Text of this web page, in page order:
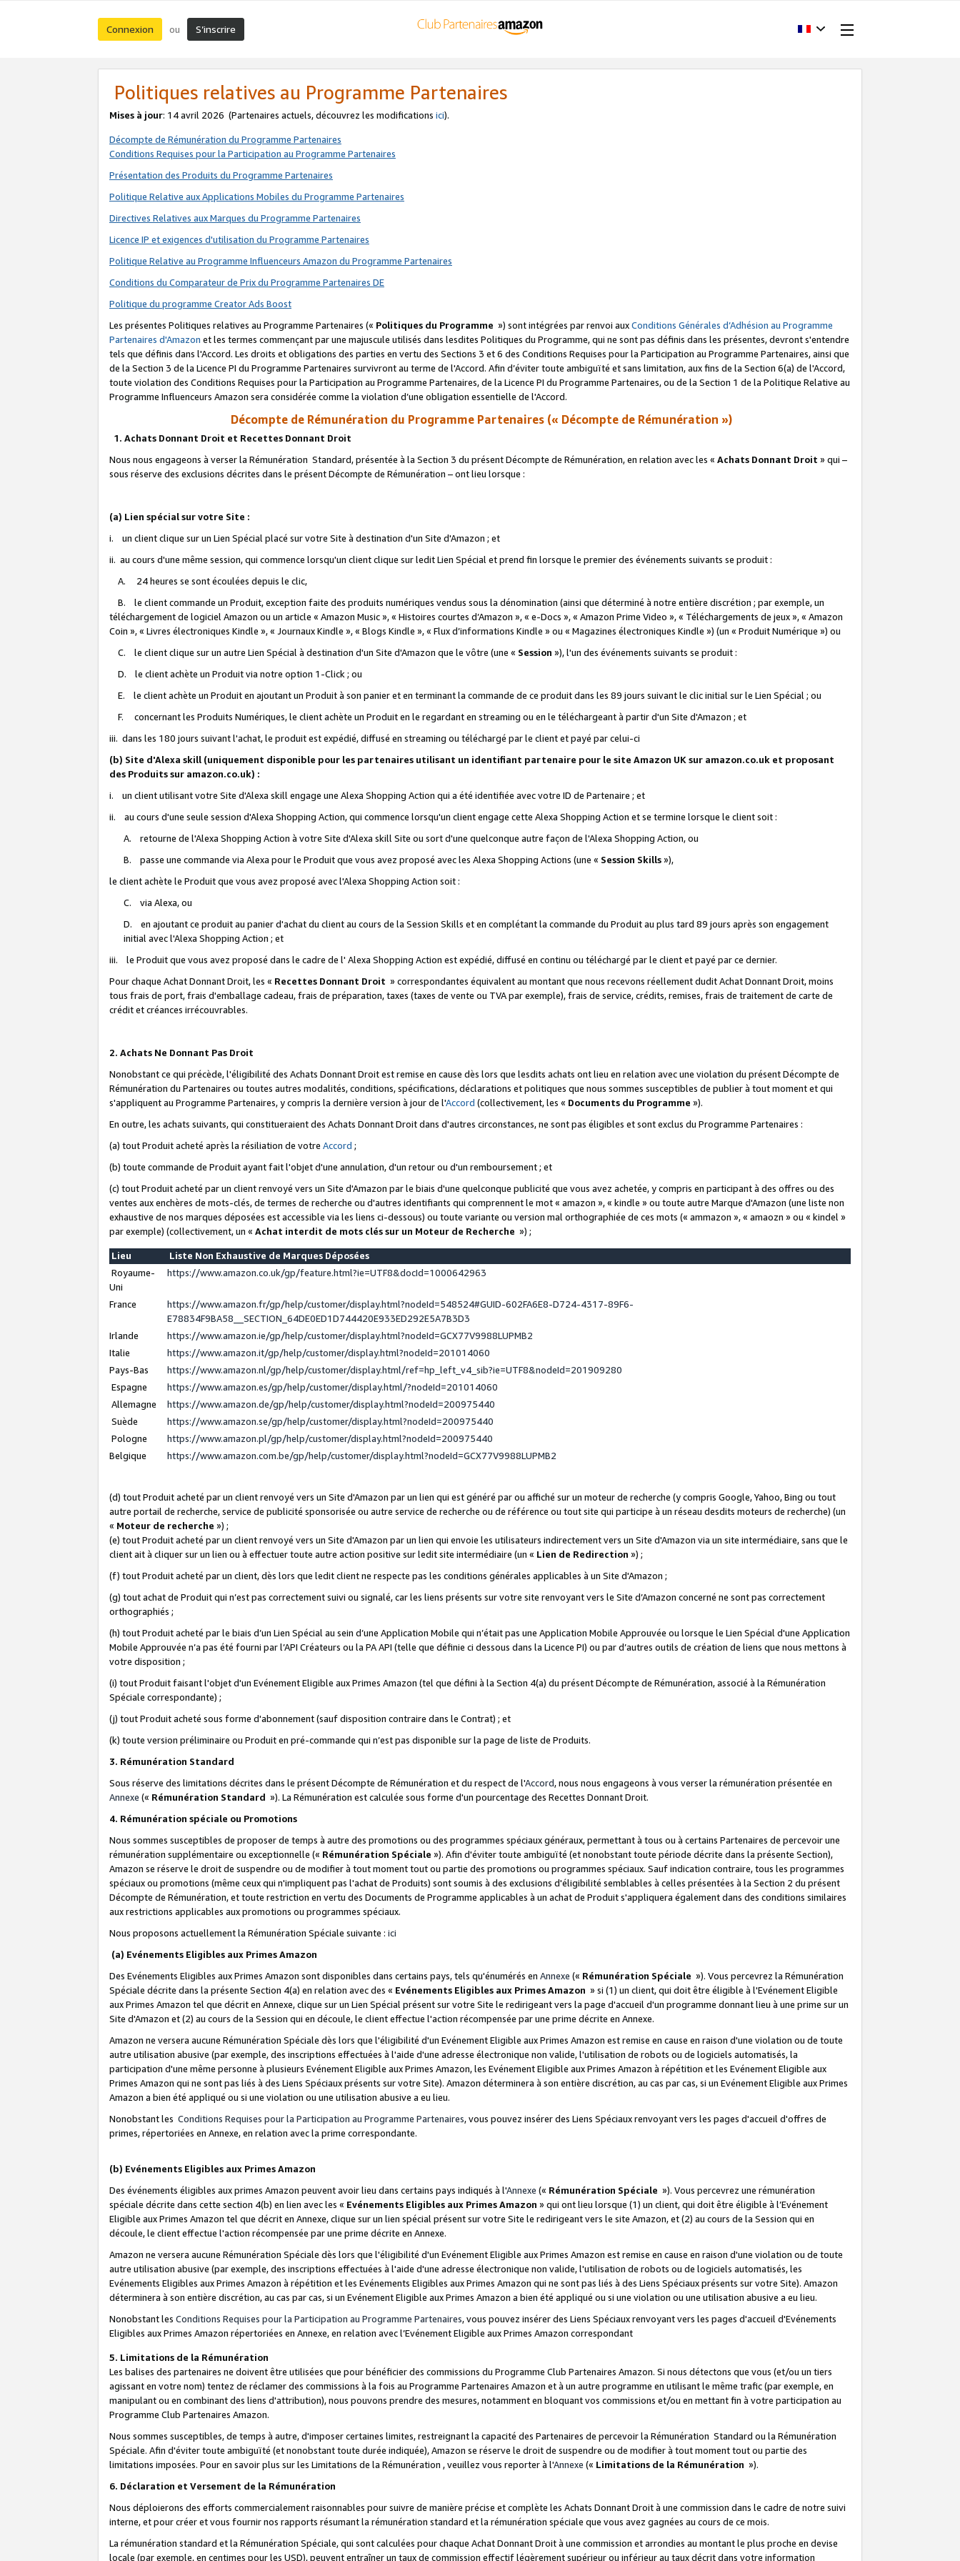
Connexion ou S’inscrire
Politiques relatives au Programme Partenaires
Mises à jour: 14 avril 2026 (Partenaires actuels, découvrez les modifications ici).
Décompte de Rémunération du Programme Partenaires
Conditions Requises pour la Participation au Programme Partenaires
Présentation des Produits du Programme Partenaires
Politique Relative aux Applications Mobiles du Programme Partenaires
Directives Relatives aux Marques du Programme Partenaires
Licence IP et exigences d'utilisation du Programme Partenaires
Politique Relative au Programme Influenceurs Amazon du Programme Partenaires
Conditions du Comparateur de Prix du Programme Partenaires DE
Politique du programme Creator Ads Boost
Les présentes Politiques relatives au Programme Partenaires (« Politiques du Programme ») sont intégrées par renvoi auxConditions Générales d’Adhésion au Programme
Partenaires d'Amazon et les termes commençant par une majuscule utilisés dans lesdites Politiques du Programme, qui ne sont pas définis dans les présentes, devront s'entendre
tels que définis dans l'Accord. Les droits et obligations des parties en vertu des Sections 3 et 6 des Conditions Requises pour la Participation au Programme Partenaires, ainsi que
de la Section 3 de la Licence PI du Programme Partenaires survivront au terme de l'Accord. Afin d’éviter toute ambiguïté et sans limitation, aux fins de la Section 6(a) de l'Accord,
toute violation des Conditions Requises pour la Participation au Programme Partenaires, de la Licence PI du Programme Partenaires, ou de la Section 1 de la Politique Relative au
Programme Influenceurs Amazon sera considérée comme la violation d’une obligation essentielle de l'Accord.
Décompte de Rémunération du Programme Partenaires (« Décompte de Rémunération »)
1. Achats Donnant Droit et Recettes Donnant Droit
Nous nous engageons à verser la Rémunération Standard, présentée à la Section 3 du présent Décompte de Rémunération, en relation avec les « Achats Donnant Droit » qui –
sous réserve des exclusions décrites dans le présent Décompte de Rémunération – ont lieu lorsque :
(a) Lien spécial sur votre Site :
i. un client clique sur un Lien Spécial placé sur votre Site à destination d'un Site d'Amazon ; et
ii. au cours d'une même session, qui commence lorsqu'un client clique sur ledit Lien Spécial et prend fin lorsque le premier des événements suivants se produit :
A. 24 heures se sont écoulées depuis le clic,
B. le client commande un Produit, exception faite des produits numériques vendus sous la dénomination (ainsi que déterminé à notre entière discrétion ; par exemple, un
téléchargement de logiciel Amazon ou un article « Amazon Music », « Histoires courtes d’Amazon », « e-Docs », « Amazon Prime Video », « Téléchargements de jeux », « Amazon
Coin », « Livres électroniques Kindle », « Journaux Kindle », « Blogs Kindle », « Flux d’informations Kindle » ou « Magazines électroniques Kindle ») (un « Produit Numérique ») ou
C. le client clique sur un autre Lien Spécial à destination d'un Site d'Amazon que le vôtre (une « Session »), l'un des événements suivants se produit :
D. le client achète un Produit via notre option 1-Click ; ou
E. le client achète un Produit en ajoutant un Produit à son panier et en terminant la commande de ce produit dans les 89 jours suivant le clic initial sur le Lien Spécial ; ou
F. concernant les Produits Numériques, le client achète un Produit en le regardant en streaming ou en le téléchargeant à partir d'un Site d'Amazon ; et
iii. dans les 180 jours suivant l'achat, le produit est expédié, diffusé en streaming ou téléchargé par le client et payé par celui-ci
(b) Site d'Alexa skill (uniquement disponible pour les partenaires utilisant un identifiant partenaire pour le site Amazon UK sur amazon.co.uk et proposant
des Produits sur amazon.co.uk) :
i. un client utilisant votre Site d'Alexa skill engage une Alexa Shopping Action qui a été identifiée avec votre ID de Partenaire ; et
ii. au cours d'une seule session d'Alexa Shopping Action, qui commence lorsqu'un client engage cette Alexa Shopping Action et se termine lorsque le client soit :
A. retourne de l'Alexa Shopping Action à votre Site d'Alexa skill Site ou sort d'une quelconque autre façon de l'Alexa Shopping Action, ou
B. passe une commande via Alexa pour le Produit que vous avez proposé avec les Alexa Shopping Actions (une « Session Skills»),
le client achète le Produit que vous avez proposé avec l'Alexa Shopping Action soit :
C. via Alexa, ou
D. en ajoutant ce produit au panier d'achat du client au cours de la Session Skills et en complétant la commande du Produit au plus tard 89 jours après son engagement
initial avec l'Alexa Shopping Action ; et
iii. le Produit que vous avez proposé dans le cadre de l' Alexa Shopping Action est expédié, diffusé en continu ou téléchargé par le client et payé par ce dernier.
Pour chaque Achat Donnant Droit, les « Recettes Donnant Droit » correspondantes équivalent au montant que nous recevons réellement dudit Achat Donnant Droit, moins
tous frais de port, frais d'emballage cadeau, frais de préparation, taxes (taxes de vente ou TVA par exemple), frais de service, crédits, remises, frais de traitement de carte de
crédit et créances irrécouvrables.
2. Achats Ne Donnant Pas Droit
Nonobstant ce qui précède, l'éligibilité des Achats Donnant Droit est remise en cause dès lors que lesdits achats ont lieu en relation avec une violation du présent Décompte de
Rémunération du Partenaires ou toutes autres modalités, conditions, spécifications, déclarations et politiques que nous sommes susceptibles de publier à tout moment et qui
s'appliquent au Programme Partenaires, y compris la dernière version à jour de l'Accord (collectivement, les « Documents du Programme »).
En outre, les achats suivants, qui constitueraient des Achats Donnant Droit dans d'autres circonstances, ne sont pas éligibles et sont exclus du Programme Partenaires :
(a) tout Produit acheté après la résiliation de votre Accord ;
(b) toute commande de Produit ayant fait l'objet d'une annulation, d'un retour ou d'un remboursement ; et
(c) tout Produit acheté par un client renvoyé vers un Site d'Amazon par le biais d'une quelconque publicité que vous avez achetée, y compris en participant à des offres ou des
ventes aux enchères de mots-clés, de termes de recherche ou d'autres identifiants qui comprennent le mot « amazon », « kindle » ou toute autre Marque d'Amazon (une liste non
exhaustive de nos marques déposées est accessible via les liens ci-dessous) ou toute variante ou version mal orthographiée de ces mots (« ammazon », « amaozn » ou « kindel »
par exemple) (collectivement, un « Achat interdit de mots clés sur un Moteur de Recherche ») ;
Lieu
Liste Non Exhaustive de Marques Déposées
Royaume-
Uni
https://www.amazon.co.uk/gp/feature.html?ie=UTF8&docId=1000642963
France
https://www.amazon.fr/gp/help/customer/display.html?nodeId=548524#GUID-602FA6E8-D724-4317-89F6-
E78834F9BA58__SECTION_64DE0ED1D744420E933ED292E5A7B3D3
Irlande
https://www.amazon.ie/gp/help/customer/display.html?nodeId=GCX77V9988LUPMB2
Italie
https://www.amazon.it/gp/help/customer/display.html?nodeId=201014060
Pays-Bas
https://www.amazon.nl/gp/help/customer/display.html/ref=hp_left_v4_sib?ie=UTF8&nodeId=201909280
Espagne
https://www.amazon.es/gp/help/customer/display.html/?nodeId=201014060
Allemagne
https://www.amazon.de/gp/help/customer/display.html?nodeId=200975440
Suède
https://www.amazon.se/gp/help/customer/display.html?nodeId=200975440
Pologne
https://www.amazon.pl/gp/help/customer/display.html?nodeId=200975440
Belgique
https://www.amazon.com.be/gp/help/customer/display.html?nodeId=GCX77V9988LUPMB2
(d) tout Produit acheté par un client renvoyé vers un Site d'Amazon par un lien qui est généré par ou affiché sur un moteur de recherche (y compris Google, Yahoo, Bing ou tout
autre portail de recherche, service de publicité sponsorisée ou autre service de recherche ou de référence ou tout site qui participe à un réseau desdits moteurs de recherche) (un
« Moteur de recherche ») ;
(e) tout Produit acheté par un client renvoyé vers un Site d'Amazon par un lien qui envoie les utilisateurs indirectement vers un Site d'Amazon via un site intermédiaire, sans que le
client ait à cliquer sur un lien ou à effectuer toute autre action positive sur ledit site intermédiaire (un « Lien de Redirection ») ;
(f) tout Produit acheté par un client, dès lors que ledit client ne respecte pas les conditions générales applicables à un Site d'Amazon ;
(g) tout achat de Produit qui n’est pas correctement suivi ou signalé, car les liens présents sur votre site renvoyant vers le Site d’Amazon concerné ne sont pas correctement
orthographiés ;
(h) tout Produit acheté par le biais d’un Lien Spécial au sein d’une Application Mobile qui n’était pas une Application Mobile Approuvée ou lorsque le Lien Spécial d'une Application
Mobile Approuvée n’a pas été fourni par l’API Créateurs ou la PA API (telle que définie ci dessous dans la Licence PI) ou par d’autres outils de création de liens que nous mettons à
votre disposition ;
(i) tout Produit faisant l'objet d'un Evénement Eligible aux Primes Amazon (tel que défini à la Section 4(a) du présent Décompte de Rémunération, associé à la Rémunération
Spéciale correspondante) ;
(j) tout Produit acheté sous forme d'abonnement (sauf disposition contraire dans le Contrat) ; et
(k) toute version préliminaire ou Produit en pré-commande qui n’est pas disponible sur la page de liste de Produits.
3. Rémunération Standard
Sous réserve des limitations décrites dans le présent Décompte de Rémunération et du respect de l'Accord, nous nous engageons à vous verser la rémunération présentée en
Annexe (« Rémunération Standard »). La Rémunération est calculée sous forme d'un pourcentage des Recettes Donnant Droit.
4. Rémunération spéciale ou Promotions
Nous sommes susceptibles de proposer de temps à autre des promotions ou des programmes spéciaux généraux, permettant à tous ou à certains Partenaires de percevoir une
rémunération supplémentaire ou exceptionnelle (« Rémunération Spéciale »). Afin d'éviter toute ambiguïté (et nonobstant toute période décrite dans la présente Section),
Amazon se réserve le droit de suspendre ou de modifier à tout moment tout ou partie des promotions ou programmes spéciaux. Sauf indication contraire, tous les programmes
spéciaux ou promotions (même ceux qui n'impliquent pas l'achat de Produits) sont soumis à des exclusions d'éligibilité semblables à celles présentées à la Section 2 du présent
Décompte de Rémunération, et toute restriction en vertu des Documents de Programme applicables à un achat de Produit s'appliquera également dans des conditions similaires
aux restrictions applicables aux promotions ou programmes spéciaux.
Nous proposons actuellement la Rémunération Spéciale suivante : ici
(a) Evénements Eligibles aux Primes Amazon
Des Evénements Eligibles aux Primes Amazon sont disponibles dans certains pays, tels qu'énumérés en Annexe (« Rémunération Spéciale »). Vous percevrez la Rémunération
Spéciale décrite dans la présente Section 4(a) en relation avec des « Evénements Eligibles aux Primes Amazon » si (1) un client, qui doit être éligible à l'Evénement Eligible
aux Primes Amazon tel que décrit en Annexe, clique sur un Lien Spécial présent sur votre Site le redirigeant vers la page d'accueil d'un programme donnant lieu à une prime sur un
Site d'Amazon et (2) au cours de la Session qui en découle, le client effectue l'action récompensée par une prime décrite en Annexe.
Amazon ne versera aucune Rémunération Spéciale dès lors que l'éligibilité d'un Evénement Eligible aux Primes Amazon est remise en cause en raison d'une violation ou de toute
autre utilisation abusive (par exemple, des inscriptions effectuées à l'aide d'une adresse électronique non valide, l'utilisation de robots ou de logiciels automatisés, la
participation d'une même personne à plusieurs Evénement Eligible aux Primes Amazon, les Evénement Eligible aux Primes Amazon à répétition et les Evénement Eligible aux
Primes Amazon qui ne sont pas liés à des Liens Spéciaux présents sur votre Site). Amazon déterminera à son entière discrétion, au cas par cas, si un Evénement Eligible aux Primes
Amazon a bien été appliqué ou si une violation ou une utilisation abusive a eu lieu.
Nonobstant les Conditions Requises pour la Participation au Programme Partenaires, vous pouvez insérer des Liens Spéciaux renvoyant vers les pages d'accueil d'offres de
primes, répertoriées en Annexe, en relation avec la prime correspondante.
(b) Evénements Eligibles aux Primes Amazon
Des événements éligibles aux primes Amazon peuvent avoir lieu dans certains pays indiqués à l'Annexe (« Rémunération Spéciale »). Vous percevrez une rémunération
spéciale décrite dans cette section 4(b) en lien avec les « Evénements Eligibles aux Primes Amazon » qui ont lieu lorsque (1) un client, qui doit être éligible à l’Evénement
Eligible aux Primes Amazon tel que décrit en Annexe, clique sur un lien spécial présent sur votre Site le redirigeant vers le site Amazon, et (2) au cours de la Session qui en
découle, le client effectue l'action récompensée par une prime décrite en Annexe.
Amazon ne versera aucune Rémunération Spéciale dès lors que l'éligibilité d'un Evénement Eligible aux Primes Amazon est remise en cause en raison d'une violation ou de toute
autre utilisation abusive (par exemple, des inscriptions effectuées à l'aide d'une adresse électronique non valide, l'utilisation de robots ou de logiciels automatisés, les
Evénements Eligibles aux Primes Amazon à répétition et les Evénements Eligibles aux Primes Amazon qui ne sont pas liés à des Liens Spéciaux présents sur votre Site). Amazon
déterminera à son entière discrétion, au cas par cas, si un Evénement Eligible aux Primes Amazon a bien été appliqué ou si une violation ou une utilisation abusive a eu lieu.
Nonobstant les Conditions Requises pour la Participation au Programme Partenaires, vous pouvez insérer des Liens Spéciaux renvoyant vers les pages d'accueil d'Evénements
Eligibles aux Primes Amazon répertoriées en Annexe, en relation avec l’Evénement Eligible aux Primes Amazon correspondant
5. Limitations de la Rémunération
Les balises des partenaires ne doivent être utilisées que pour bénéficier des commissions du Programme Club Partenaires Amazon. Si nous détectons que vous (et/ou un tiers
agissant en votre nom) tentez de réclamer des commissions à la fois au Programme Partenaires Amazon et à un autre programme en utilisant le même trafic (par exemple, en
manipulant ou en combinant des liens d'attribution), nous pouvons prendre des mesures, notamment en bloquant vos commissions et/ou en mettant fin à votre participation au
Programme Club Partenaires Amazon.
Nous sommes susceptibles, de temps à autre, d'imposer certaines limites, restreignant la capacité des Partenaires de percevoir la Rémunération Standard ou la Rémunération
Spéciale. Afin d'éviter toute ambiguïté (et nonobstant toute durée indiquée), Amazon se réserve le droit de suspendre ou de modifier à tout moment tout ou partie des
limitations imposées. Pour en savoir plus sur les Limitations de la Rémunération , veuillez vous reporter à l'Annexe (« Limitations de la Rémunération »).
6. Déclaration et Versement de la Rémunération
Nous déploierons des efforts commercialement raisonnables pour suivre de manière précise et complète les Achats Donnant Droit à une commission dans le cadre de notre suivi
interne, et pour créer et vous fournir nos rapports résumant la rémunération standard et la rémunération spéciale que vous avez gagnées au cours de ce mois.
La rémunération standard et la Rémunération Spéciale, qui sont calculées pour chaque Achat Donnant Droit à une commission et arrondies au montant le plus proche en devise
locale (par exemple, en centimes pour les USD), peuvent entraîner un taux de commission effectif légèrement supérieur ou inférieur au taux décrit dans votre information